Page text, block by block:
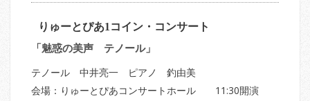
りゅーとぴあ1コイン・コンサート
「魅惑の美声 テノール」
テノール 中井亮一 ピアノ 釣由美
会場：りゅーとぴあコンサートホール 11:30開演